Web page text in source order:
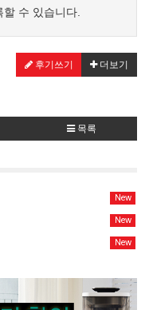
수 있습니다.
후기쓰기 더보기
목록
New
New
New